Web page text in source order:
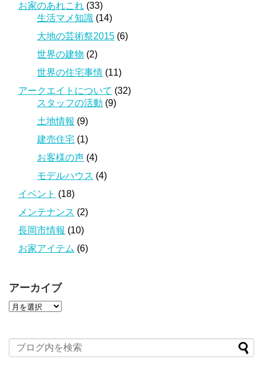
お家のあれこれ (33)
生活マメ知識 (14)
大地の芸術祭2015 (6)
世界の建物 (2)
世界の住宅事情 (11)
アークエイトについて (32)
スタッフの活動 (9)
土地情報 (9)
建売住宅 (1)
お客様の声 (4)
モデルハウス (4)
イベント (18)
メンテナンス (2)
長岡市情報 (10)
お家アイテム (6)
アーカイブ
ア
イ
ブ